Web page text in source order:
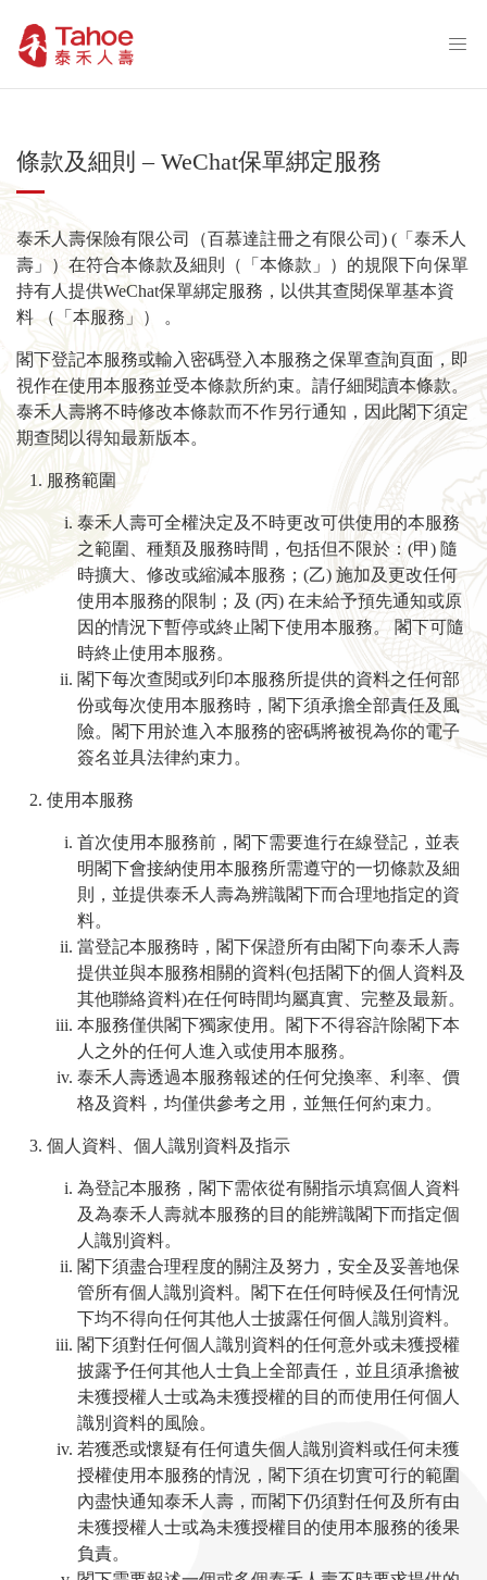
條款及細則 – WeChat保單綁定服務
泰禾人壽保險有限公司（百慕達註冊之有限公司) (「泰禾人
壽」）在符合本條款及細則（「本條款」）的規限下向保單
持有人提供WeChat保單綁定服務，以供其查閱保單基本資
料 （「本服務」） 。
閣下登記本服務或輸入密碼登入本服務之保單查詢頁面，即
視作在使用本服務並受本條款所約束。請仔細閱讀本條款。
泰禾人壽將不時修改本條款而不作另行通知，因此閣下須定
期查閱以得知最新版本。
服務範圍
泰禾人壽可全權決定及不時更改可供使用的本服務
之範圍、種類及服務時間，包括但不限於：(甲) 隨
時擴大、修改或縮減本服務；(乙) 施加及更改任何
使用本服務的限制；及 (丙) 在未給予預先通知或原
因的情況下暫停或終止閣下使用本服務。 閣下可隨
時終止使用本服務。
閣下每次查閱或列印本服務所提供的資料之任何部
份或每次使用本服務時，閣下須承擔全部責任及風
險。閣下用於進入本服務的密碼將被視為你的電子
簽名並具法律約束力。
使用本服務
首次使用本服務前，閣下需要進行在線登記，並表
明閣下會接納使用本服務所需遵守的一切條款及細
則，並提供泰禾人壽為辨識閣下而合理地指定的資
料。
當登記本服務時，閣下保證所有由閣下向泰禾人壽
提供並與本服務相關的資料(包括閣下的個人資料及
其他聯絡資料)在任何時間均屬真實、完整及最新。
本服務僅供閣下獨家使用。閣下不得容許除閣下本
人之外的任何人進入或使用本服務。
泰禾人壽透過本服務報述的任何兌換率、利率、價
格及資料，均僅供參考之用，並無任何約束力。
個人資料、個人識別資料及指示
為登記本服務，閣下需依從有關指示填寫個人資料
及為泰禾人壽就本服務的目的能辨識閣下而指定個
人識別資料。
閣下須盡合理程度的關注及努力，安全及妥善地保
管所有個人識別資料。閣下在任何時候及任何情況
下均不得向任何其他人士披露任何個人識別資料。
閣下須對任何個人識別資料的任何意外或未獲授權
披露予任何其他人士負上全部責任，並且須承擔被
未獲授權人士或為未獲授權的目的而使用任何個人
識別資料的風險。
若獲悉或懷疑有任何遺失個人識別資料或任何未獲
授權使用本服務的情況，閣下須在切實可行的範圍
內盡快通知泰禾人壽，而閣下仍須對任何及所有由
未獲授權人士或為未獲授權目的使用本服務的後果
負責。